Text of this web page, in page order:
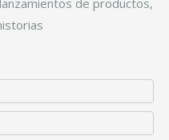
de productos,